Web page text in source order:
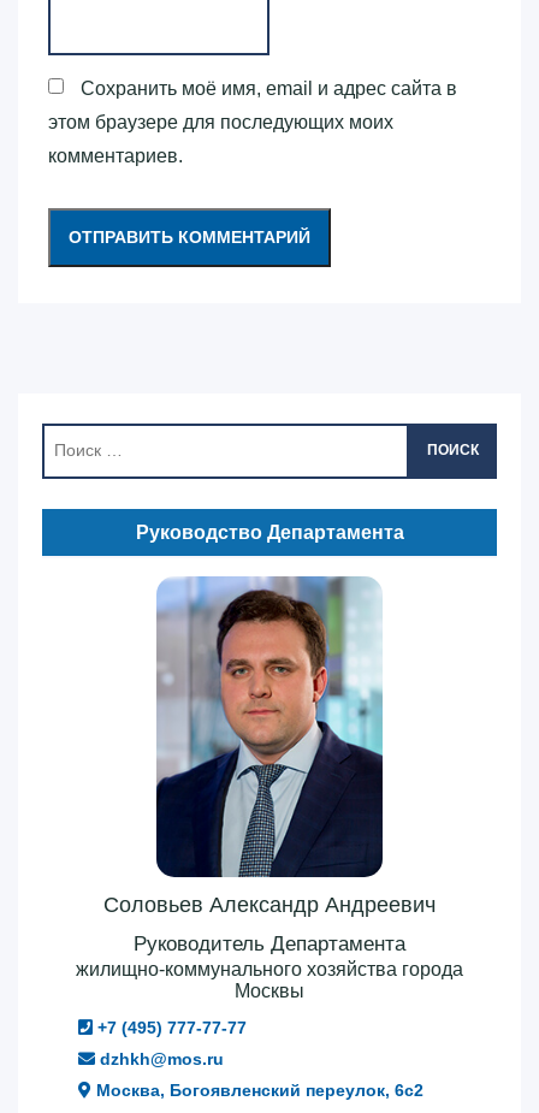
Сохранить моё имя, email и адрес сайта в
этом браузере для последующих моих
комментариев.
ПОИСК
Руководство Департамента
Соловьев Александр Андреевич
Руководитель Департамента
жилищно-коммунального хозяйства города
Москвы
+7 (495) 777-77-77
dzhkh@mos.ru
Москва, Богоявленский переулок, 6с2